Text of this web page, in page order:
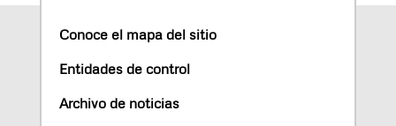
Conoce el mapa del sitio
Entidades de control
Archivo de noticias